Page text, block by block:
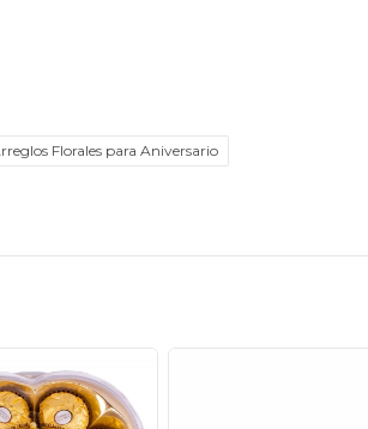
Florales para Aniversario